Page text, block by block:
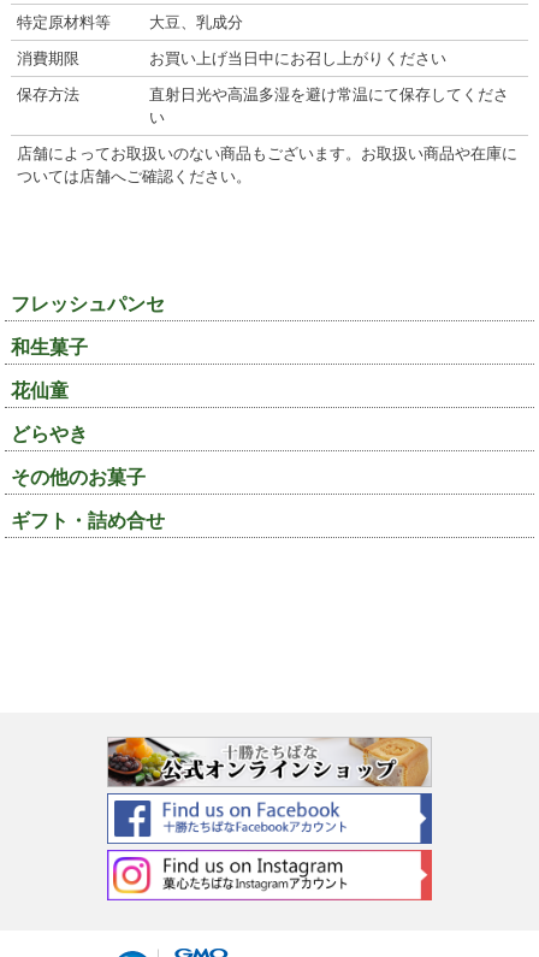
特定原材料等
大豆、乳成分
消費期限
お買い上げ当日中にお召し上がりください
保存方法
直射日光や高温多湿を避け常温にて保存してくださ
い
店舗によってお取扱いのない商品もございます。お取扱い商品や在庫に
ついては店舗へご確認ください。
フレッシュパンセ
和生菓子
花仙童
どらやき
その他のお菓子
ギフト・詰め合せ